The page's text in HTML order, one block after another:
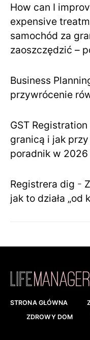
How can I
expensive
samochód za
zaoszczędzić –
Business
przywrócenie
GST Registration
granicą i jak
poradnik w 2026
Registrera dig -
jak to działa „od
STRONA GŁÓWNA
ZDROWY DOM